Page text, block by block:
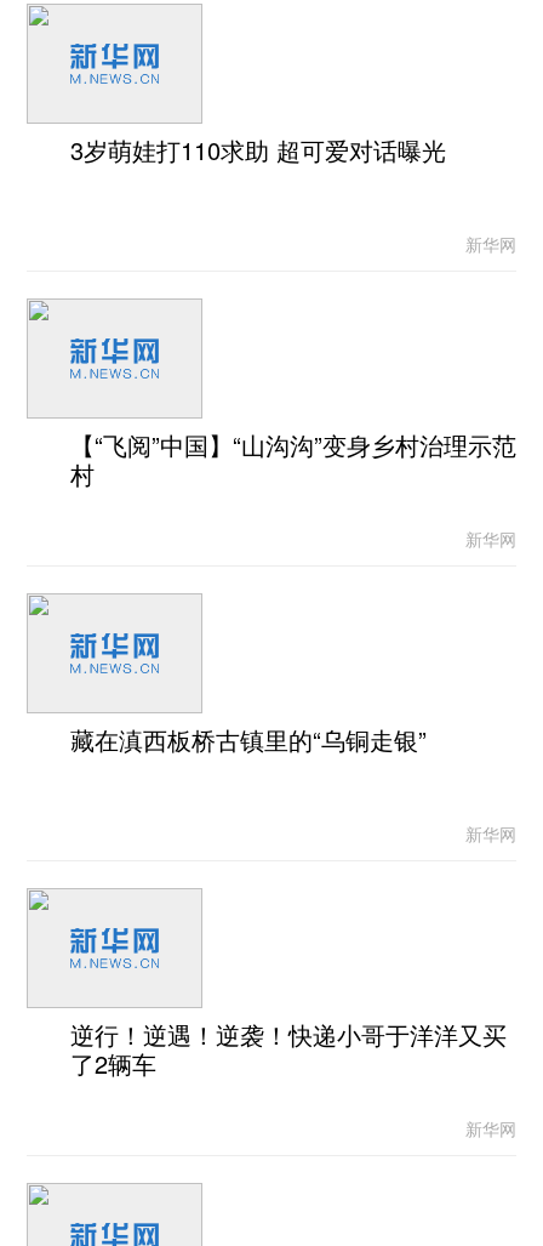
3岁萌娃打110求助 超可爱对话曝光
新华网
【“飞阅”中国】“山沟沟”变身乡村治理示范
村
新华网
藏在滇西板桥古镇里的“乌铜走银”
新华网
逆行！逆遇！逆袭！快递小哥于洋洋又买
了2辆车
新华网